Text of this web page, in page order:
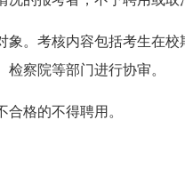
象。考核内容包括考生在
察院等部门进行协审。
合格的不得聘用。